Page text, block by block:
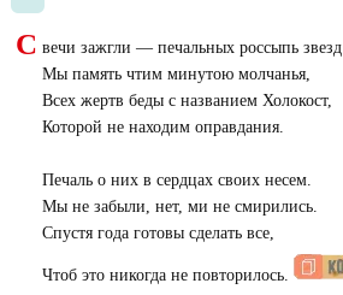
С вечи зажгли — печальных россыпь звезд
Мы память чтим минутою молчанья,
Всех жертв беды с названием Холокост,
Которой не находим оправдания.
Печаль о них в сердцах своих несем.
Мы не забыли, нет, ми не смирились.
Спустя года готовы сделать все,
Чтоб это никогда не повторилось.